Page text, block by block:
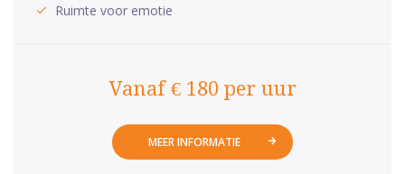
Ruimte voor emotie
Vanaf € 180 per uur
MEER INFORMATIE